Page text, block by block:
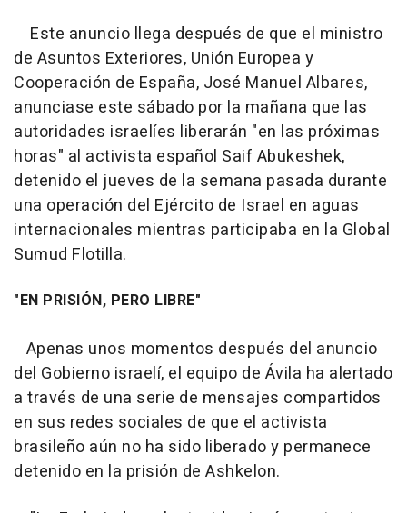
Este anuncio llega después de que el ministro
de Asuntos Exteriores, Unión Europea y
Cooperación de España, José Manuel Albares,
anunciase este sábado por la mañana que las
autoridades israelíes liberarán "en las próximas
horas" al activista español Saif Abukeshek,
detenido el jueves de la semana pasada durante
una operación del Ejército de Israel en aguas
internacionales mientras participaba en la Global
Sumud Flotilla.
"EN PRISIÓN, PERO LIBRE"
Apenas unos momentos después del anuncio
del Gobierno israelí, el equipo de Ávila ha alertado
a través de una serie de mensajes compartidos
en sus redes sociales de que el activista
brasileño aún no ha sido liberado y permanece
detenido en la prisión de Ashkelon.